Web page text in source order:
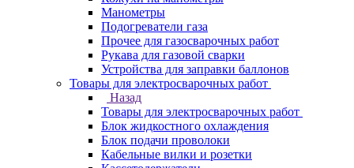
Манометры
Подогреватели газа
Прочее для газосварочных работ
Рукава для газовой сварки
Устройства для заправки баллонов
Товары для электросварочных работ
Назад
Товары для электросварочных работ
Блок жидкостного охлаждения
Блок подачи проволоки
Кабельные вилки и розетки